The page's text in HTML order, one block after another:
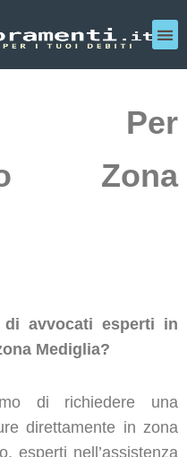
Per
Zona
avvocati esperti in
Mediglia?
di richiedere una
direttamente in zona
esperti nell’assistenza